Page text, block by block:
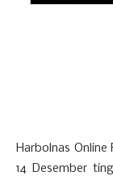
Harbolnas
14 Desember